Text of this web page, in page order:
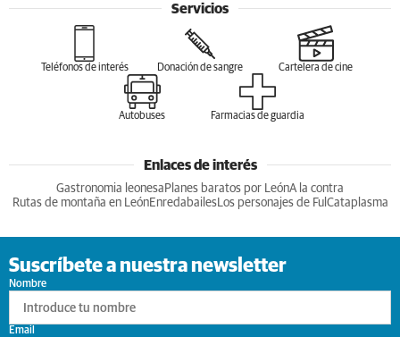
Servicios
Teléfonos de interés Donación de sangre Cartelera de cine
Autobuses Farmacias de guardia
Enlaces de interés
Gastronomia leonesa Planes baratos por LeónA la contra
Rutas de montaña en LeónEnredabailesLos personajes de Ful Cataplasma
Suscríbete a nuestra newsletter
Nombre
Email